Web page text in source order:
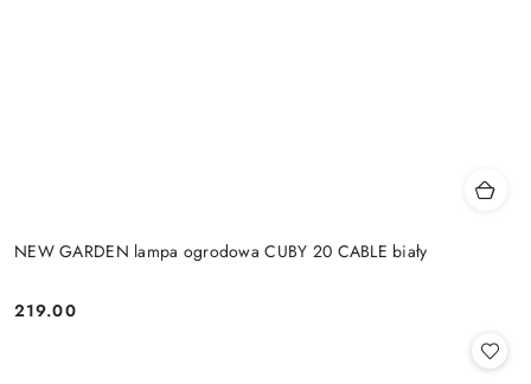
NEW GARDEN lampa ogrodowa CUBY 20 CABLE biały
Cena:
219.00